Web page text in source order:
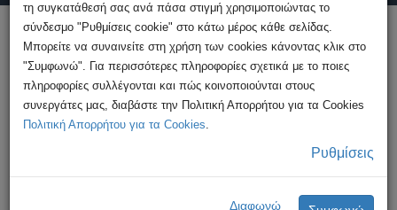
Υποβολή Καταγγελίας
HOME Επικοινωνία
τη συγκατάθεσή σας ανά πάσα στιγμή χρησιμοποιώντας το
σύνδεσμο "Ρυθμίσεις cookie" στο κάτω μέρος κάθε σελίδας.
Μπορείτε να συναινείτε στη χρήση των cookies κάνοντας κλικ στο
"Συμφωνώ". Για περισσότερες πληροφορίες σχετικά με το ποιες
πληροφορίες συλλέγονται και πώς κοινοποιούνται στους
συνεργάτες μας, διαβάστε την Πολιτική Απορρήτου για τα Cookies
Πολιτική Απορρήτου για τα Cookies.
Ρυθμίσεις
Διαφωνώ